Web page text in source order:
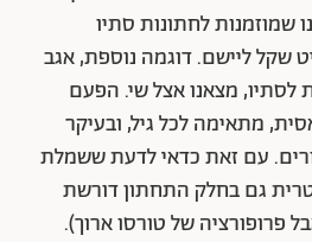
שמוזמנות לחתונות סתיו
שקל ליישם. דוגמה נוספת, אגב
מצאנו אצל שי. הפעם
מתאימה לכל גיל, ובעיקר
עם זאת כדאי לדעת ששמלת
גם בחלק התחתון דורשת
פרופורציה של טורסו ארוך).